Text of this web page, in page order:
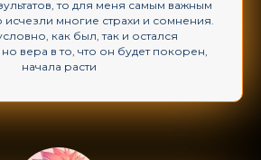
то для меня самым важным
исчезли многие страхи и сомнения.
как был, так и остался
вера в то, что он будет покорен,
начала расти